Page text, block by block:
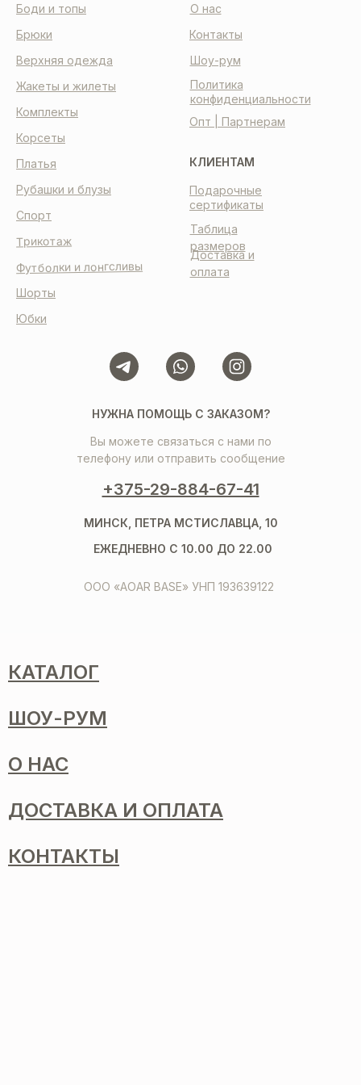
КЛИЕНТАМ
Таблица
размеров
Доставка и
оплата
Подарочные
сертификаты
НУЖНА ПОМОЩЬ С ЗАКАЗОМ?
Вы можете связаться с нами по
телефону или отправить сообщение
+375-29-884-67-41
ООО «AOAR BASE» УНП 193639122
МИНСК, ПЕТРА МСТИСЛАВЦА, 10
ЕЖЕДНЕВНО С 10.00 ДО 22.00
О нас
Контакты
Шоу-рум
Политика
конфиденциальности
Опт | Партнерам
Корсеты
Платья
Боди и топы
Комплекты
Шорты
Спорт
Рубашки и блузы
Брюки
Жакеты и жилеты
Трикотаж
Футболки и лонгсливы
Верхняя одежда
Юбки
КАТАЛОГ
ШОУ-РУМ
О НАС
ДОСТАВКА И ОПЛАТА
КОНТАКТЫ